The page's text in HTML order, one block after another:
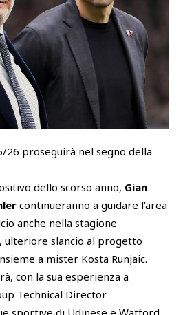
Academy
Cattedra Universidad Europea
Esports
SQUADRE
SHOP
26 proseguirà nel segno della
dello scorso anno, Gian
continueranno a guidare l’area
anche nella stagione
ulteriore slancio al progetto
a mister Kosta Runjaic.
con la sua esperienza a
Technical Director
sportive di Udinese e Watford.